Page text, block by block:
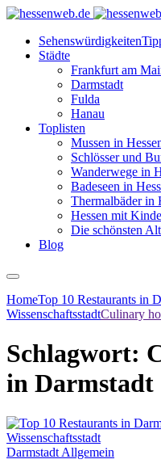
Sehenswürdigkeiten
Städte
Frankfurt am
Darmstadt
Fulda
Hanau
Toplisten
Mussen in
Schlösser und
Wanderwege in
Badeseen in
Thermalbäder in
Hessen mit
Die schönsten
Blog
HomeTop 10 Restaurants in
WissenschaftsstadtCulinary
Schlagwort:
in Darmstadt
Darmstadt Allgemein